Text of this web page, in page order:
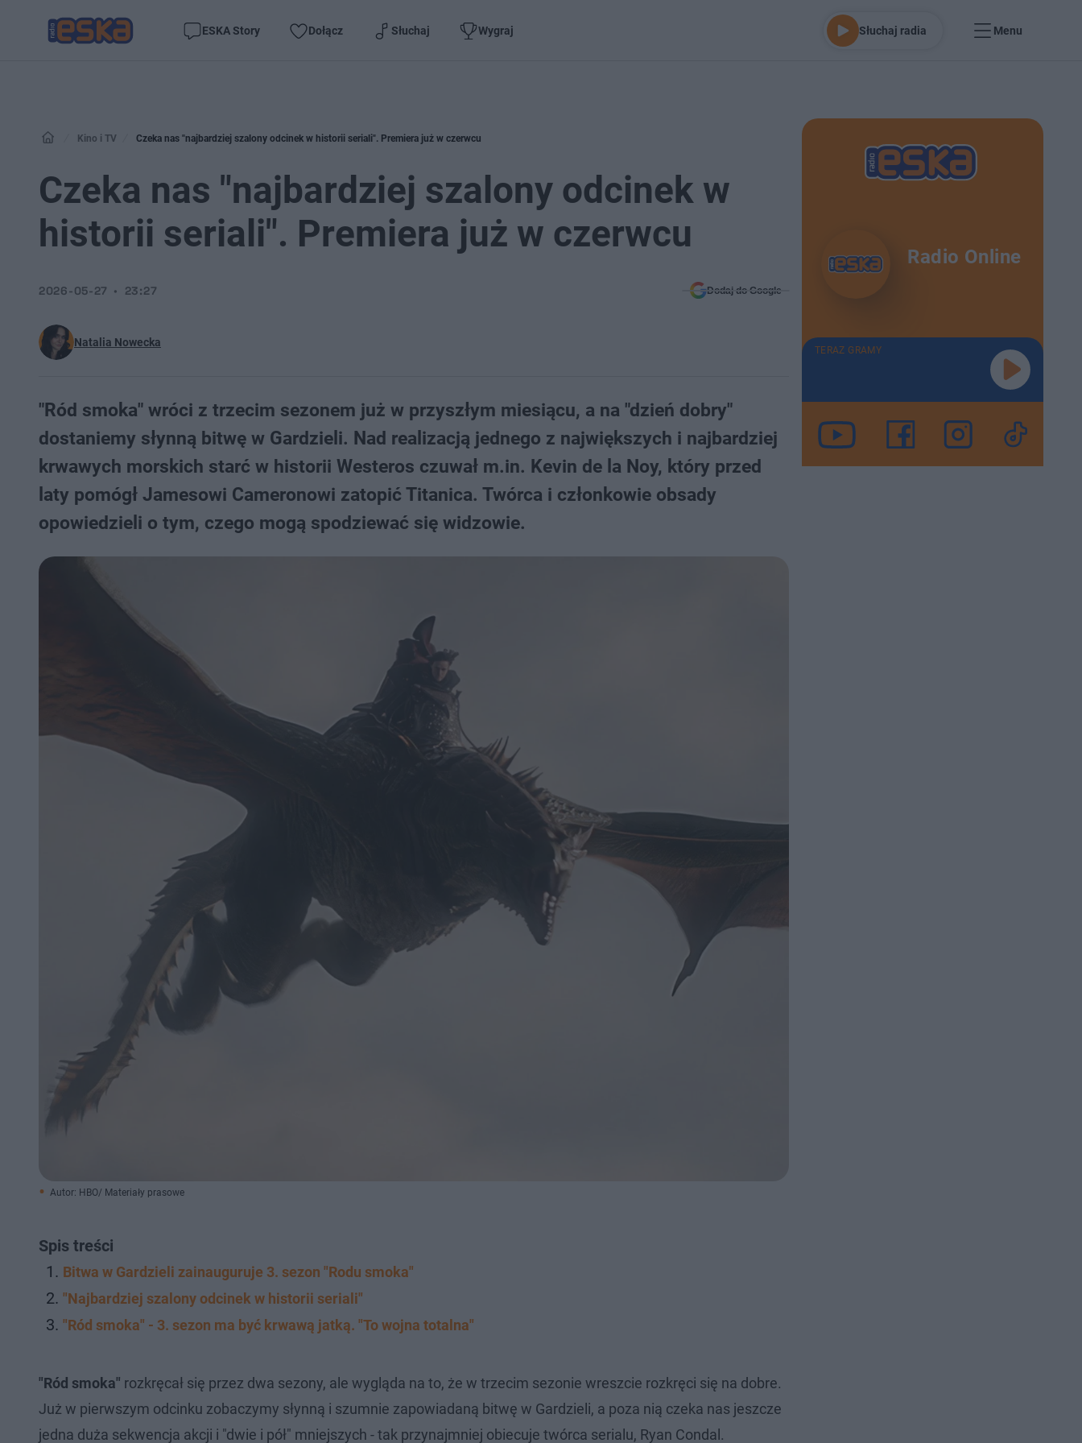
ESKA Story Dołącz Słuchaj Wygraj Słuchaj radia Menu
Kino i TV Czeka nas "najbardziej szalony odcinek w historii seriali". Premiera już w czerwcu
Czeka nas "najbardziej szalony odcinek w
historii seriali". Premiera już w czerwcu
Natalia Nowecka
2026-05-27 23:27 Dodaj do Google
"Ród smoka" wróci z trzecim sezonem już w przyszłym miesiącu, a na "dzień dobry"
dostaniemy słynną bitwę w Gardzieli. Nad realizacją jednego z największych i najbardziej
krwawych morskich starć w historii Westeros czuwał m.in. Kevin de la Noy, który przed
laty pomógł Jamesowi Cameronowi zatopić Titanica. Twórca i członkowie obsady
opowiedzieli o tym, czego mogą spodziewać się widzowie.
Autor: HBO/ Materiały prasowe
Spis treści
Bitwa w Gardzieli zainauguruje 3. sezon "Rodu smoka"
"Najbardziej szalony odcinek w historii seriali"
"Ród smoka" - 3. sezon ma być krwawą jatką. "To wojna totalna"
"Ród smoka" rozkręcał się przez dwa sezony, ale wygląda na to, że w trzecim sezonie wreszcie rozkręci się na dobre.
Już w pierwszym odcinku zobaczymy słynną i szumnie zapowiadaną bitwę w Gardzieli, a poza nią czeka nas jeszcze
jedna duża sekwencja akcji i "dwie i pół" mniejszych - tak przynajmniej obiecuje twórca serialu, Ryan Condal.
Radio Online
TERAZ GRAMY